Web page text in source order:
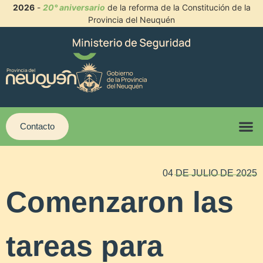
2026- 20° aniversario de la reforma de la Constitución de la
Provincia del Neuquén
Contacto
04 DE JULIO DE 2025
Comenzaron las
tareas para